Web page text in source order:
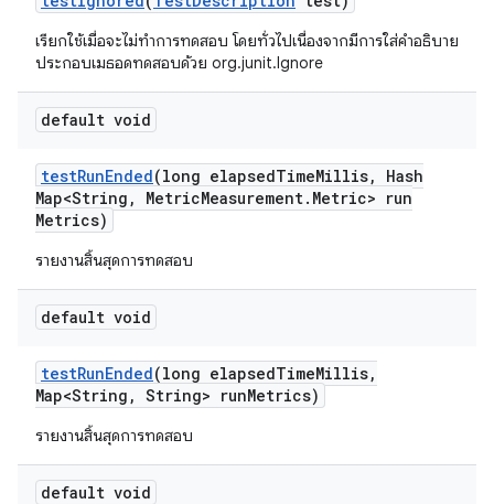
เรียกใช้เมื่อจะไม่ทำการทดสอบ โดยทั่วไปเนื่องจากมีการใส่คำอธิบาย
ประกอบเมธอดทดสอบด้วย org.junit.Ignore
default void
testRunEnded(long elapsedTimeMillis,
Hash
Map<String , MetricMeasurement. Metric> run
Metrics)
รายงานสิ้นสุดการทดสอบ
default void
testRunEnded(long elapsedTimeMillis,
Map<String , String> runMetrics)
รายงานสิ้นสุดการทดสอบ
default void